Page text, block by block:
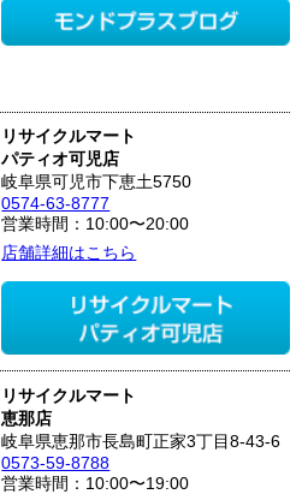
リサイクルマート
パティオ可児店
岐阜県可児市下恵土5750
0574-63-8777
営業時間：10:00〜20:00
店舗詳細はこちら
リサイクルマート
恵那店
岐阜県恵那市長島町正家3丁目8-43-6
0573-59-8788
営業時間：10:00〜19:00